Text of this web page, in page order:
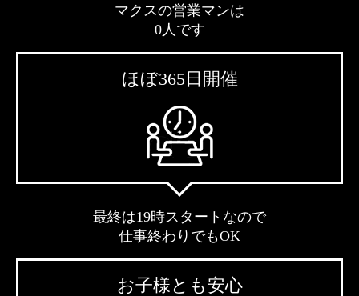
マクスの営業マンは
0人です
ほぼ365日開催
最終は19時スタートなので
仕事終わりでもOK
お子様とも安心